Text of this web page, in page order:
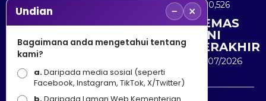
+603
8891
7100
Sektor Awam
5,520,526
KEMAS
KINI
TERAKHIR
30/07/2026
Undian − ×
Bagaimana anda mengetahui tentang
kami?
a.Daripada media sosial (seperti
Facebook, Instagram, TikTok, X/Twitter)